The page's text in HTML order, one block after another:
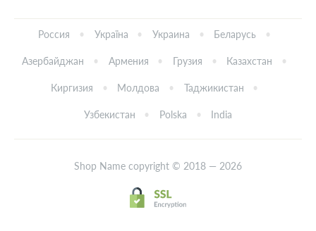
Россия Україна Украина Беларусь
Азербайджан Армения Грузия Казахстан
Киргизия Молдова Таджикистан
Узбекистан Polska India
Shop Name copyright © 2018 — 2026